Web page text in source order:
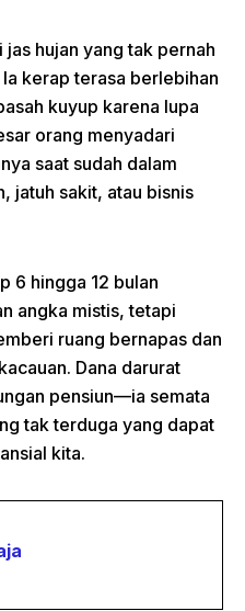
hujan yang tak pernah
kerap terasa berlebihan
kuyup karena lupa
orang menyadari
saat sudah dalam
jatuh sakit, atau bisnis
6 hingga 12 bulan
angka mistis, tetapi
ruang bernapas dan
Dana darurat
pensiun—ia semata
tak terduga yang dapat
kita.